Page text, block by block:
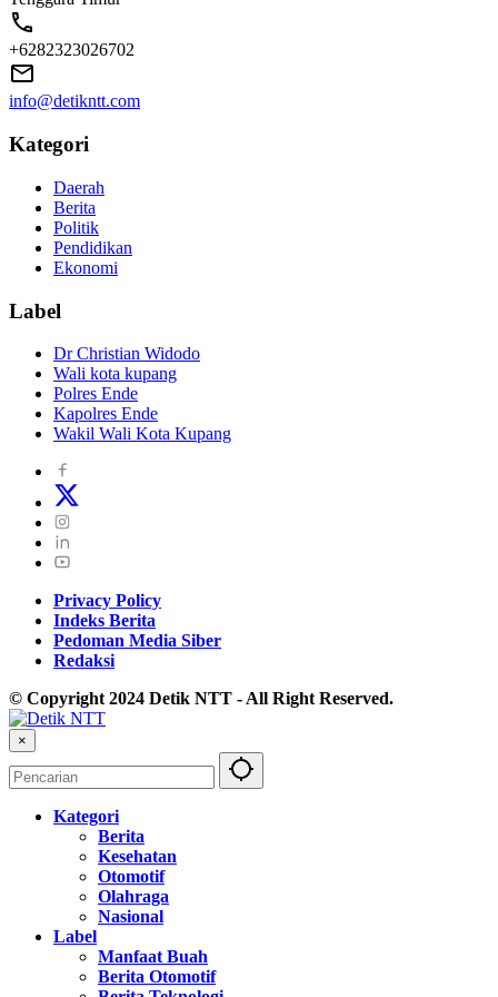
+6282323026702
info@detikntt.com
Kategori
Daerah
Berita
Politik
Pendidikan
Ekonomi
Label
Dr Christian Widodo
Wali kota kupang
Polres Ende
Kapolres Ende
Wakil Wali Kota Kupang
Privacy Policy
Indeks Berita
Pedoman Media Siber
Redaksi
© Copyright 2024 Detik NTT - All Right Reserved.
×
Kategori
Berita
Kesehatan
Otomotif
Olahraga
Nasional
Label
Manfaat Buah
Berita Otomotif